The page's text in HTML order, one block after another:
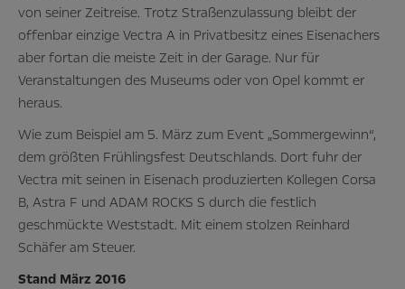
von seiner Zeitreise. Trotz Straßenzulassung bleibt der
offenbar einzige Vectra A in Privatbesitz eines Eisenachers
aber fortan die meiste Zeit in der Garage. Nur für
Veranstaltungen des Museums oder von Opel kommt er
heraus.
Wie zum Beispiel am 5. März zum Event „Sommergewinn“,
dem größten Frühlingsfest Deutschlands. Dort fuhr der
Vectra mit seinen in Eisenach produzierten Kollegen Corsa
B, Astra F und ADAM ROCKS S durch die festlich
geschmückte Weststadt. Mit einem stolzen Reinhard
Schäfer am Steuer.
Stand März 2016